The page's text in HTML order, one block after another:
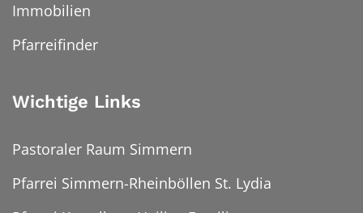
Immobilien
Pfarreifinder
Wichtige Links
Pastoraler Raum Simmern
Pfarrei Simmern-Rheinböllen St. Lydia